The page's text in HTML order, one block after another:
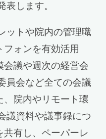
表します。
ットや院内の管理職
ォンを有効活用
会議や週次の経営会
員会など全ての会議
院内やリモート環
議資料や議事録につ
有し、ペーパーレ